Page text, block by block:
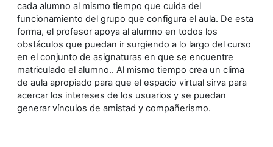
cada alumno al mismo tiempo que cuida del
funcionamiento del grupo que configura el aula. De esta
forma, el profesor apoya al alumno en todos los
obstáculos que puedan ir surgiendo a lo largo del curso
en el conjunto de asignaturas en que se encuentre
matriculado el alumno.. Al mismo tiempo crea un clima
de aula apropiado para que el espacio virtual sirva para
acercar los intereses de los usuarios y se puedan
generar vínculos de amistad y compañerismo.